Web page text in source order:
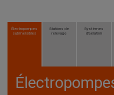
Électropompes
submersibles
Stations de
relevage
Systèmes
d'aération